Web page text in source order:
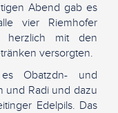
Abend gab es
vier Riemhofer
herzlich mit den
versorgten.
Obatzdn- und
und Radi und dazu
Edelpils. Das